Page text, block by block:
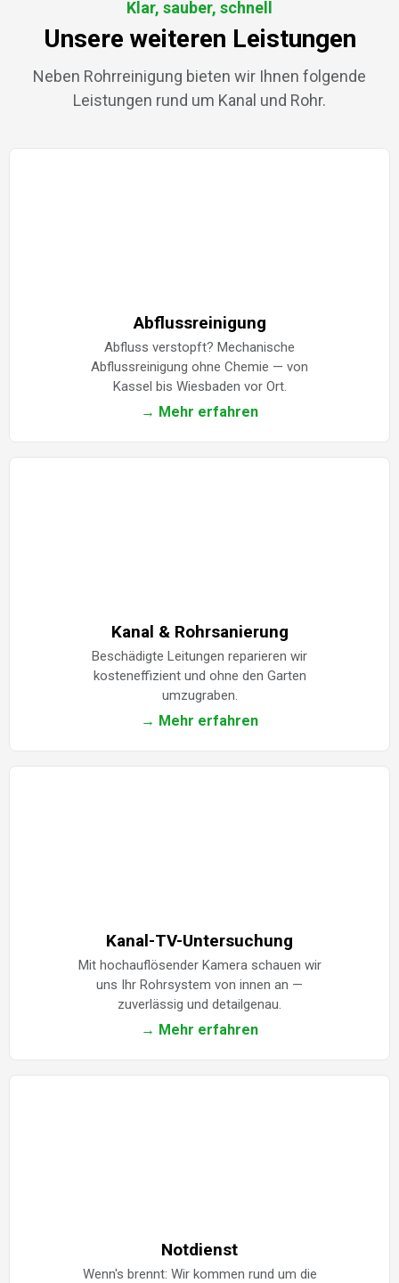
Klar, sauber, schnell
Unsere weiteren Leistungen
Neben Rohrreinigung bieten wir Ihnen folgende
Leistungen rund um Kanal und Rohr.
Abflussreinigung
Abfluss verstopft? Mechanische
Abflussreinigung ohne Chemie — von
Kassel bis Wiesbaden vor Ort.
→ Mehr erfahren
Kanal & Rohrsanierung
Beschädigte Leitungen reparieren wir
kosteneffizient und ohne den Garten
umzugraben.
→ Mehr erfahren
Kanal-TV-Untersuchung
Mit hochauflösender Kamera schauen wir
uns Ihr Rohrsystem von innen an —
zuverlässig und detailgenau.
→ Mehr erfahren
Notdienst
Wenn's brennt: Wir kommen rund um die